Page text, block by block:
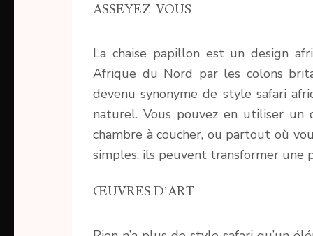
ASSEYEZ-VOUS
La chaise papillon est un design
Afrique du Nord par les colons
devenu synonyme de style safari
naturel. Vous pouvez en utiliser un
chambre à coucher, ou partout où
simples, ils peuvent transformer une
ŒUVRES D’ART